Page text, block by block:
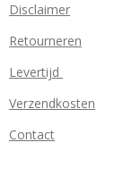
Disclaimer
Retourneren
Levertijd
Verzendkosten
Contact